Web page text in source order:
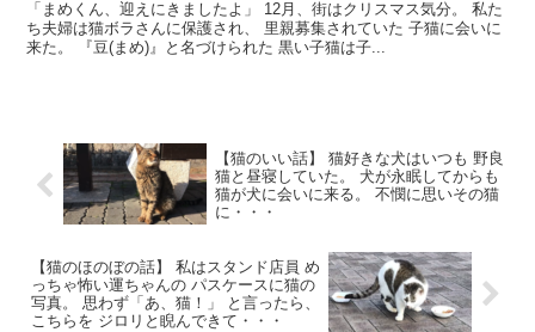
「まめくん、迎えにきましたよ」 12月、街はクリスマス気分。 私た
ち夫婦は猫ボラさんに保護され、 里親募集されていた 子猫に会いに
来た。 『豆(まめ)』と名づけられた 黒い子猫は子...
【猫のいい話】 猫好きな犬はいつも 野良
猫と昼寝していた。 犬が永眠してからも
猫が犬に会いに来る。 不憫に思いその猫
に・・・
【猫のほのぼの話】 私はスタンド店員 め
っちゃ怖い運ちゃんの パスケースに猫の
写真。 思わず「あ、猫！」 と言ったら、
こちらを ジロリと睨んできて・・・